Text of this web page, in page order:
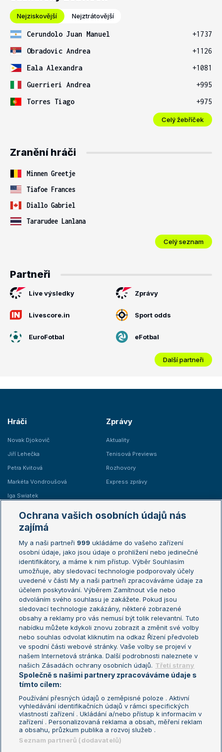
Nejziskovější Nejztrátovější
Cerundolo Juan Manuel
+1737
Obradovic Andrea
+1126
Eala Alexandra
+1081
Guerrieri Andrea
+995
Torres Tiago
+975
Celý žebříček
Zranění hráči
Minnen Greetje
Tiafoe Frances
Diallo Gabriel
Tararudee Lanlana
Celý seznam
Partneři
Live výsledky Zprávy
Livescore.in Sport odds
EuroFotbal eFotbal
Další partneři
Hráči
Novak Djokovič
Jiří Lehečka
Petra Kvitová
Markéta Vondroušová
Iga Swiatek
Zprávy
Aktuality
Tenisová Previews
Rozhovory
Express zprávy
Žebříčky
Žebříček ATP (muži)
Žebříček WTA (ženy)
Sázkařský žebříček
Australian Open
French Open
Wimbledon
US Open
Turnaj mistrů
Turnaj mistryň
Aktualní trendy
Fotbalové přestupy
Livesport Daily
LS Prague Open
Podmínky užití
Nastavení soukromí
GDPR a žurnalistika
Reklama
Kontakt
Informace o zpracování osobních
údajů
Ochrana vašich osobních údajů nás
zajímá
My a naši partneři 999 ukládáme do vašeho zařízení
osobní údaje, jako jsou údaje o prohlížení nebo jedinečné
identifikátory, a máme k nim přístup. Výběr Souhlasím
umožňuje, aby sledovací technologie podporovaly účely
uvedené v části My a naši partneři zpracováváme údaje za
účelem poskytování. Výběrem Zamítnout vše nebo
odvoláním svého souhlasu je zakážete. Pokud jsou
sledovací technologie zakázány, některé zobrazené
obsahy a reklamy pro vás nemusí být tolik relevantní. Tuto
nabídku můžete kdykoli znovu zobrazit a změnit své volby
nebo souhlas odvolat kliknutím na odkaz Řízení předvoleb
ve spodní části webové stránky. Vaše volby se projeví v
našem Internetová stránka. Další podrobnosti naleznete v
našich Zásadách ochrany osobních údajů. Třetí strany
Společně s našimi partnery zpracováváme údaje s
tímto cílem:
Používání přesných údajů o zeměpisné poloze . Aktivní
vyhledávání identifikačních údajů v rámci specifických
vlastností zařízení . Ukládání a/nebo přístup k informacím v
zařízení . Personalizovaná reklama a obsah, měření reklam
a obsahu, průzkum publika a rozvoj služeb .
Seznam partnerů (dodavatelů)